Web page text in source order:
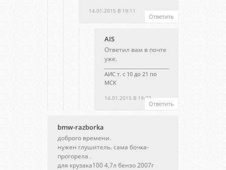
14.01.2015 В 19:11
Ответить
AIS
14.01.2015 В 19:23
Ответил вам в почте
уже.
АИС т. с 10 до 21 по
МСК
Ответить
bmw-razborka
доброго времени.
нужен глушитель. сама бочка-
прогорела .
для крузака100 4,7л бензо 2007г